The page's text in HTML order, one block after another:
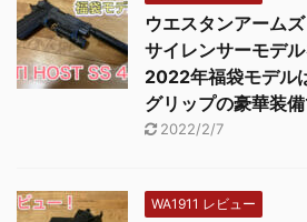
ウエスタンアーム
サイレンサーモデ
2022年福袋モデル
グリップの豪華装備
2022/2/7
WA1911 レビュー